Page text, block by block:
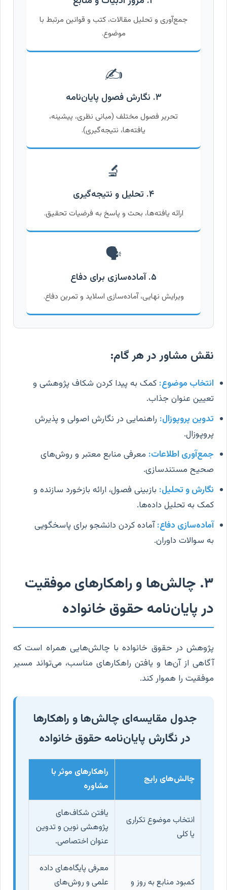
جمع‌آوری و تحلیل مقالات، کتب و قوانین مرتبط با
موضوع.
✍️
۳. نگارش فصول پایان‌نامه
تحریر فصول مختلف (مبانی نظری، پیشینه،
یافته‌ها، نتیجه‌گیری).
🔬
۴. تحلیل و نتیجه‌گیری
ارائه یافته‌ها، بحث و پاسخ به فرضیات تحقیق.
🗣️
۵. آماده‌سازی برای دفاع
ویرایش نهایی، آماده‌سازی اسلاید و تمرین دفاع.
نقش مشاور در هر گام:
انتخاب موضوع: کمک به پیدا کردن شکاف پژوهشی و
تعیین عنوان جذاب.
تدوین پروپوزال: راهنمایی در نگارش اصولی و پذیرش
پروپوزال.
جمع‌آوری اطلاعات: معرفی منابع معتبر و روش‌های
صحیح مستندسازی.
نگارش و تحلیل: بازبینی فصول، ارائه بازخورد سازنده و
کمک به تحلیل داده‌ها.
آماده‌سازی دفاع:آماده کردن دانشجو برای پاسخگویی
به سوالات داوران.
۳. چالش‌ها و راهکارهای موفقیت
در پایان‌نامه حقوق خانواده
پژوهش در حقوق خانواده با چالش‌هایی همراه است که
آگاهی از آن‌ها و یافتن راهکارهای مناسب، می‌تواند مسیر
موفقیت را هموار کند.
جدول مقایسه‌ای چالش‌ها و راهکارها
در نگارش پایان‌نامه حقوق خانواده
چالش‌های رایج
راهکارهای موثر با
مشاوره
انتخاب موضوع تکراری
یا کلی
یافتن شکاف‌های
پژوهشی نوین و تدوین
عنوان اختصاصی.
کمبود منابع به روز و
معرفی پایگاه‌های داده
علمی و روش‌های